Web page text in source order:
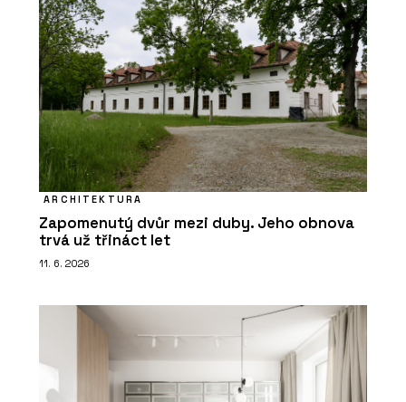
ARCHITEKTURA
Zapomenutý dvůr mezi duby. Jeho obnova
trvá už třináct let
11. 6. 2026